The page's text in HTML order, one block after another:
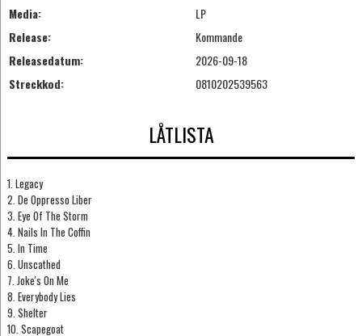
Media:
LP
Release:
Kommande
Releasedatum:
2026-09-18
Streckkod:
0810202539563
LÅTLISTA
1. Legacy
2. De Oppresso Liber
3. Eye Of The Storm
4. Nails In The Coffin
5. In Time
6. Unscathed
7. Joke's On Me
8. Everybody Lies
9. Shelter
10. Scapegoat